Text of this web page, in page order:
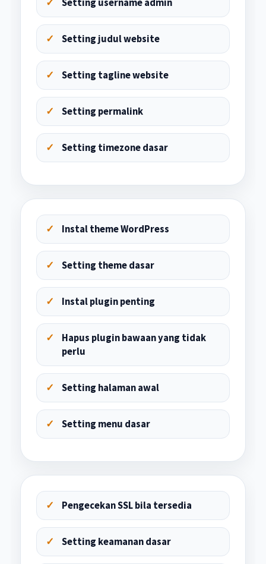
Setting username admin
Setting judul website
Setting tagline website
Setting permalink
Setting timezone dasar
Instal theme WordPress
Setting theme dasar
Instal plugin penting
Hapus plugin bawaan yang tidak
perlu
Setting halaman awal
Setting menu dasar
Pengecekan SSL bila tersedia
Setting keamanan dasar